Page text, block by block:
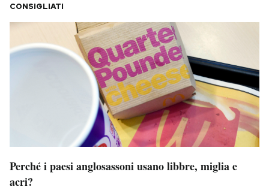
CONSIGLIATI
Perché i paesi anglosassoni usano libbre, miglia e
acri?